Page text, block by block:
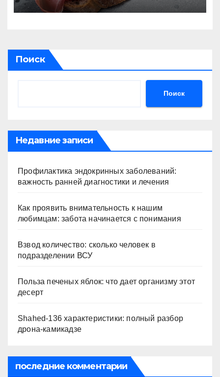
Поиск
Поиск
Недавние записи
Профилактика эндокринных заболеваний:
важность ранней диагностики и лечения
Как проявить внимательность к нашим
любимцам: забота начинается с понимания
Взвод количество: сколько человек в
подразделении ВСУ
Польза печеных яблок: что дает организму этот
десерт
Shahed-136 характеристики: полный разбор
дрона-камикадзе
последние комментарии